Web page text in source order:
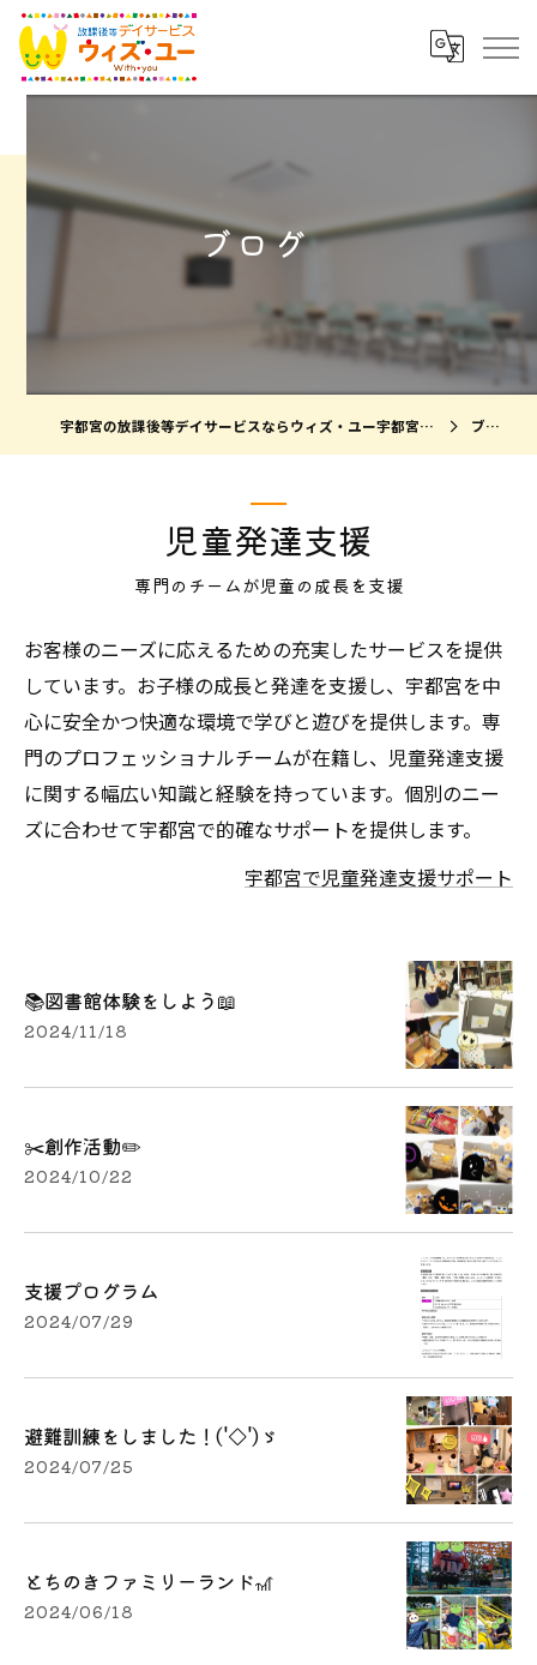
ブログ
宇都宮の放課後等デイサービスならウィズ・ユー宇都宮瑞穂 ブログ
児童発達支援
専門のチームが児童の成長を支援
お客様のニーズに応えるための充実したサービスを提供
しています。お子様の成長と発達を支援し、宇都宮を中
心に安全かつ快適な環境で学びと遊びを提供します。専
門のプロフェッショナルチームが在籍し、児童発達支援
に関する幅広い知識と経験を持っています。個別のニー
ズに合わせて宇都宮で的確なサポートを提供します。
宇都宮で児童発達支援サポート
📚図書館体験をしよう📖
2024/11/18
✂️創作活動✏️
2024/10/22
支援プログラム
2024/07/29
避難訓練をしました！('◇')ゞ
2024/07/25
とちのきファミリーランド🎢
2024/06/18